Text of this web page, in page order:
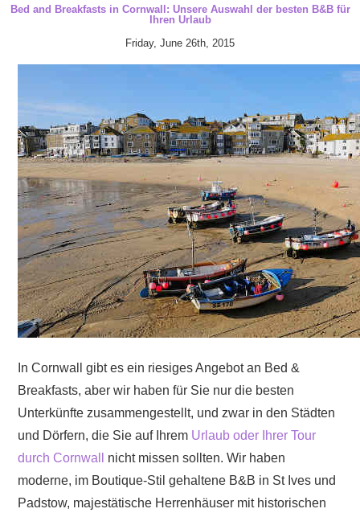
Inn
auf
Bed
and
Breakfast
der
Spitzenklasse
auf
den
Scilly-
Inseln
Bed and Breakfasts in Cornwall: Unsere Auswahl der besten B&B für
Ihren Urlaub
Friday, June 26th, 2015
In Cornwall gibt es ein riesiges Angebot an Bed &
Breakfasts, aber wir haben für Sie nur die besten
Unterkünfte zusammengestellt, und zwar in den Städten
und Dörfern, die Sie auf Ihrem Urlaub oder Ihrer Tour
durch Cornwall
nicht missen sollten. Wir haben
moderne, im Boutique-Stil gehaltene B&B in St Ives und
Padstow, majestätische Herrenhäuser mit historischen